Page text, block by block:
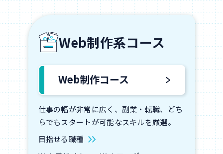
Web制作系コース
Web制作コース
仕事の幅が非常に広く、副業・転職、どち
らでもスタートが可能なスキルを厳選。
目指せる職種